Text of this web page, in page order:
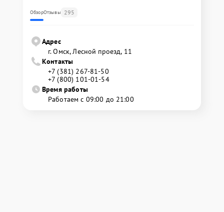
ОбзорОтзывы 295
Адрес
г. Омск, ​Лесной проезд, 11
Контакты
+7 (381) 267-81-50
+7 (800) 101-01-54
Время работы
Работаем с 09:00 до 21:00